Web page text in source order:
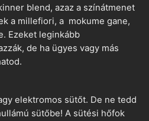
blend, azaz a színátmenet
a millefiori, a mokume gane,
Ezeket leginkább
de ha ügyes vagy más
elektromos sütőt. De ne tedd
sütőbe! A sütési hőfok